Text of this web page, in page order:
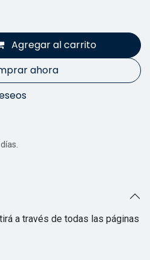
Agregar al carrito
ahora
a través de todas las páginas